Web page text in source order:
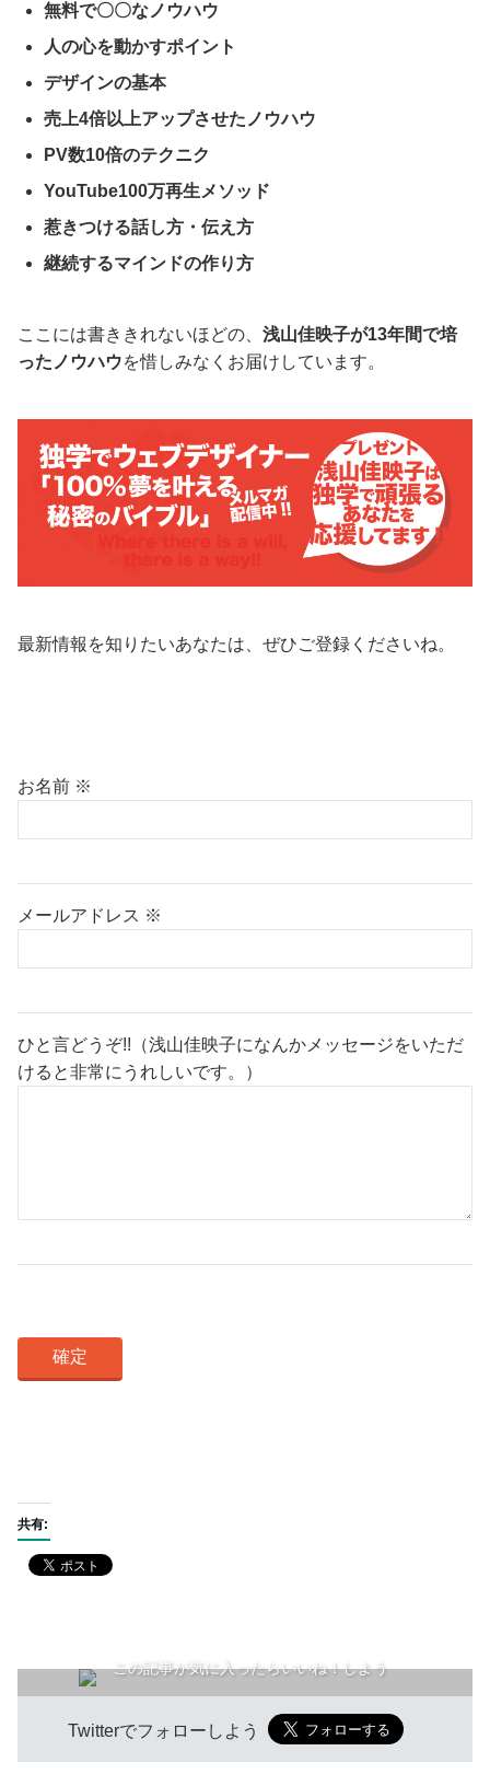
無料で〇〇なノウハウ
人の心を動かすポイント
デザインの基本
売上4倍以上アップさせたノウハウ
PV数10倍のテクニク
YouTube100万再生メソッド
惹きつける話し方・伝え方
継続するマインドの作り方
ここには書ききれないほどの、 浅山佳映子が13年間で培
ったノウハウを惜しみなくお届けしています。
最新情報を知りたいあなたは、ぜひご登録くださいね。
お名前 ※
メールアドレス ※
ひと言どうぞ!!（浅山佳映子になんかメッセージをいただ
けると非常にうれしいです。）
共有:
この記事が気に入ったらいいね！しよう
Twitterでフォローしよう